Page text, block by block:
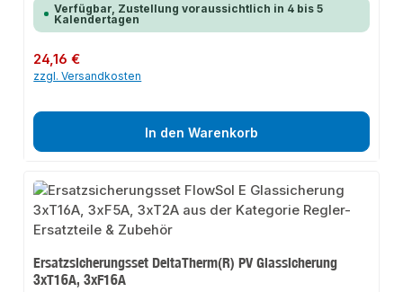
Verfügbar, Zustellung voraussichtlich in 4 bis 5
Kalendertagen
Regulärer Preis:
24,16 €
zzgl. Versandkosten
In den Warenkorb
Ersatzsicherungsset DeltaTherm(R) PV Glassicherung
3xT16A, 3xF16A